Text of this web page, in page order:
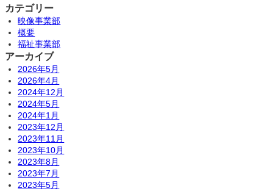
カテゴリー
映像事業部
概要
福祉事業部
アーカイブ
2026年5月
2026年4月
2024年12月
2024年5月
2024年1月
2023年12月
2023年11月
2023年10月
2023年8月
2023年7月
2023年5月